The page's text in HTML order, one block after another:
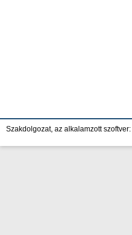
Szakdolgozat, az alkalamzott szoftver: